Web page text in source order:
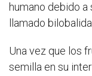
humano debido
llamado
Una vez que los
semilla en su